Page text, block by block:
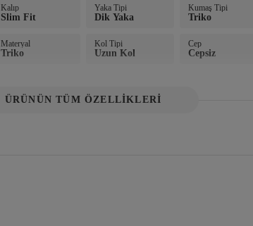
Kalıp
Slim Fit
Yaka Tipi
Dik Yaka
Kumaş Tipi
Triko
Materyal
Triko
Kol Tipi
Uzun Kol
Cep
Cepsiz
ÜRÜNÜN TÜM ÖZELLİKLERİ